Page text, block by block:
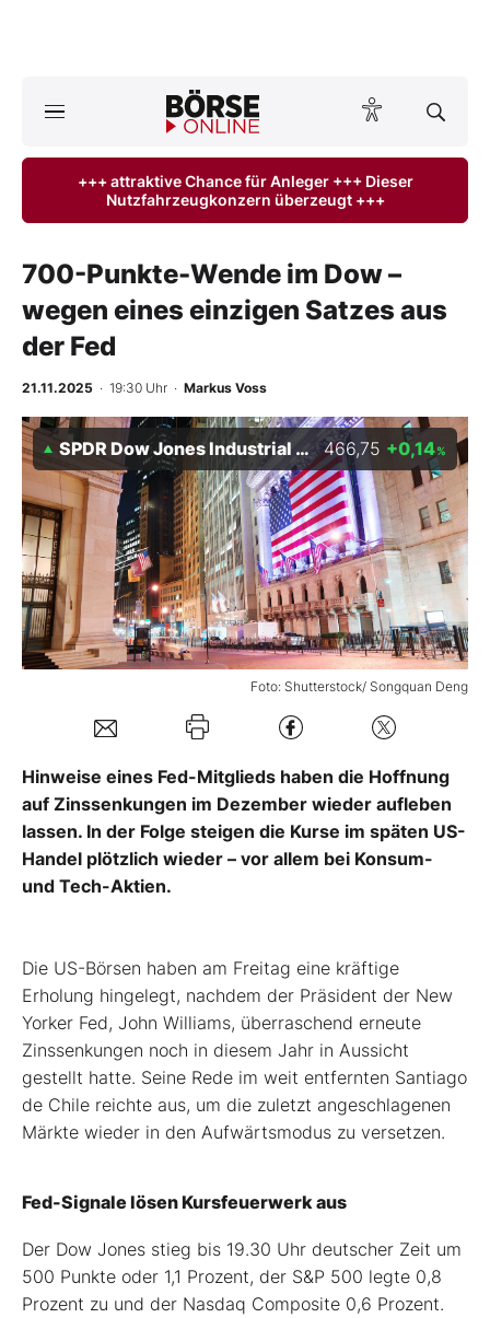
Anlageprodukte
Finanz-Check
Abo & Shop
Experten
Mein B:O
Mein Konto
Folgen Sie uns
+++ attraktive Chance für Anleger +++ Dieser
Nutzfahrzeugkonzern überzeugt +++
700-Punkte-Wende im Dow –
wegen eines einzigen Satzes aus
der Fed
21.11.2025 · 19:30 Uhr · Markus Voss
Foto: Shutterstock/ Songquan Deng
SPDR Dow Jones Industrial Average ETF Trust 466,75 +0,14%
Hinweise eines Fed-Mitglieds haben die Hoffnung
auf Zinssenkungen im Dezember wieder aufleben
lassen. In der Folge steigen die Kurse im späten US-
Handel plötzlich wieder – vor allem bei Konsum-
und Tech-Aktien.
Die US-Börsen haben am Freitag eine kräftige
Erholung hingelegt, nachdem der Präsident der New
Yorker Fed, John Williams, überraschend erneute
Zinssenkungen noch in diesem Jahr in Aussicht
gestellt hatte. Seine Rede im weit entfernten Santiago
de Chile reichte aus, um die zuletzt angeschlagenen
Märkte wieder in den Aufwärtsmodus zu versetzen.
Fed-Signale lösen Kursfeuerwerk aus
Der Dow Jones stieg bis 19.30 Uhr deutscher Zeit um
500 Punkte oder 1,1 Prozent, der S&P 500 legte 0,8
Prozent zu und der Nasdaq Composite 0,6 Prozent.